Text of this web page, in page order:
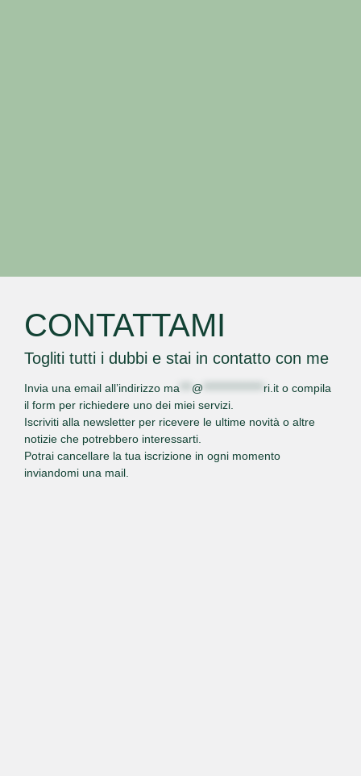
CONTATTAMI
Togliti tutti i dubbi e stai in contatto con me
Invia una email all’indirizzo ma @ ri.it o compila
il form per richiedere uno dei miei servizi.
Iscriviti alla newsletter per ricevere le ultime novità o altre
notizie che potrebbero interessarti.
Potrai cancellare la tua iscrizione in ogni momento
inviandomi una mail.